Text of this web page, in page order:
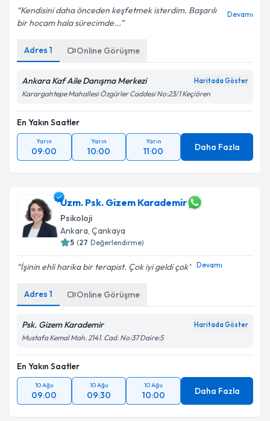
Kendisini daha önceden keşfetmek isterdim. Başarılı
bir hocam hala sürecimde...
Devamı
Adres 1 Online Görüşme
Ankara Kaf Aile Danışma Merkezi Haritada Göster
Karargahtepe Mahallesi Özgürler Caddesi No:23/1 Keçiören
En Yakın Saatler
Yarın
09:00
Yarın
10:00
Yarın
11:00 Daha Fazla
Uzm. Psk. Gizem Karademir
Psikoloji
Ankara, Çankaya
5 (27 Değerlendirme)
İşinin ehli harika bir terapist. Çok iyi geldi çok Devamı
Adres 1 Online Görüşme
Psk. Gizem Karademir Haritada Göster
Mustafa Kemal Mah. 2141. Cad. No:37 Daire:5
En Yakın Saatler
10 Ağu
09:00
10 Ağu
09:30
10 Ağu
10:00 Daha Fazla